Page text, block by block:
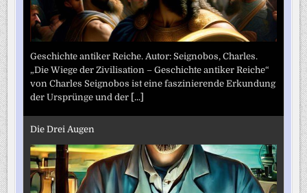
Geschichte antiker Reiche. Autor: Seignobos, Charles.
„Die Wiege der Zivilisation – Geschichte antiker Reiche“
von Charles Seignobos ist eine faszinierende Erkundung
der Ursprünge und der [...]
Die Drei Augen